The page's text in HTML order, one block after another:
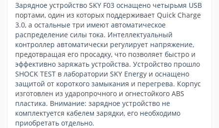
Зарядное устройство SKY F03 оснащено четырьмя USB
портами, один из которых поддерживает Quick Charge
3.0, а остальные три имеют автоматическое
распределение силы тока. Интеллектуальный
контроллер автоматически регулирует напряжение,
предотвращая его просадку, что позволяет быстро и
эффективно заряжать устройства. Устройство прошло
SHOCK TEST в лаборатории SKY Energy и оснащено
защитой от короткого замыкания и перегрева. Корпус
изготовлен из ударопрочного и огнестойкого ABS
пластика. Внимание: зарядное устройство не
комплектуется кабелем зарядки, его необходимо
приобретать отдельно.